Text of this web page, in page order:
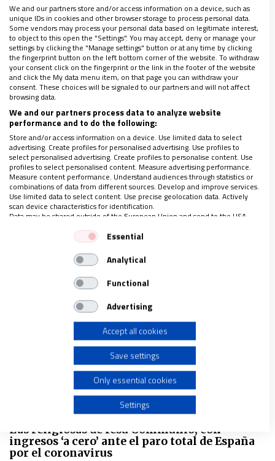
ESPAÑA
Las Iesu Communio, “abrumadas” ante la
solidaridad tras un mensaje en redes sobre su
situación por el coronavirus
31/03/2020| MATEO GONZÁLEZ ALONSO
Las religiosas matizan que no viven “penurias”, pese a
que apenas venden repostería, su principal sustento
Consulta la revista gratis durante la cuarentena: haz
click aquí
Toda la actualidad de la Iglesia sobre el coronavirus, al
detalle
Las religiosas de Iesu Communio, con
ingresos ‘a cero’ ante el paro total de España
por el coronavirus
We and our partners store and/or access information on a device, such as
unique IDs in cookies and other browser storage to process personal data.
Some vendors may process your personal data based on legitimate interest,
to object to this open the "Settings". You may accept, deny or manage your
settings by clicking the "Manage settings" button or at any time by clicking
the fingerprint button on the left bottom corner of the website. To withdraw
your consent click on the fingerprint or the link in the footer of the website
and click the My data menu item, on that page you can withdraw your
consent. These choices will be signaled to our partners and will not affect
browsing data.
We and our partners process data to analyze website
performance and to do the following:
Store and/or access information on a device. Use limited data to select
advertising. Create profiles for personalised advertising. Use profiles to
select personalised advertising. Create profiles to personalise content. Use
profiles to select personalised content. Measure advertising performance.
Measure content performance. Understand audiences through statistics or
combinations of data from different sources. Develop and improve services.
Use limited data to select content. Use precise geolocation data. Actively
scan device characteristics for identification.
Data may be shared outside of the European Union and send to the USA.
Your consent and the cookie policy applies solely to this website/app.
View Partner List (1 IAB Vendors)
We use your data for the following purposes:
IAB processing purposes:
Use limited data to select advertising
Create profiles for personalised advertising
Use profiles to select personalised advertising
Create profiles to personalise content
Essential
Analytical
Functional
Advertising
Accept all cookies
Save settings
Only essential cookies
Settings